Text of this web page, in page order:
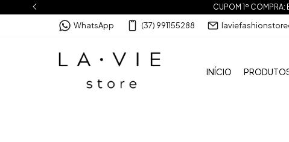
CUPOM 1º
WhatsApp (37) 991155288
INÍCIO